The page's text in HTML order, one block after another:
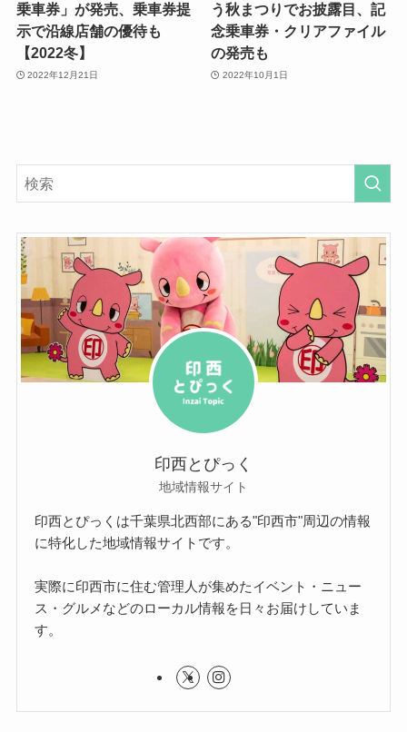
乗車券」が発売、乗車券提
示で沿線店舗の優待も
【2022冬】
2022年12月21日
う秋まつりでお披露目、記
念乗車券・クリアファイル
の発売も
2022年10月1日
印西とぴっく
地域情報サイト
印西とぴっくは千葉県北西部にある"印西市"周辺の情報
に特化した地域情報サイトです。
実際に印西市に住む管理人が集めたイベント・ニュー
ス・グルメなどのローカル情報を日々お届けしていま
す。